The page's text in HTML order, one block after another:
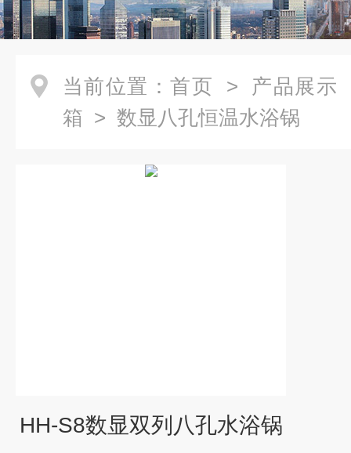
当前位置： 首页 > 产品展示
箱 > 数显八孔恒温水浴锅
HH-S8数显双列八孔水浴锅